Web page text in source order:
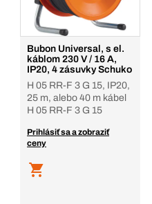
Bubon Universal, s el.
káblom 230 V / 16 A,
IP20, 4 zásuvky Schuko
H 05 RR-F 3 G 15, IP20,
25 m, alebo 40 m kábel
H 05 RR-F 3 G 15
Prihlásiť sa a zobraziť
ceny